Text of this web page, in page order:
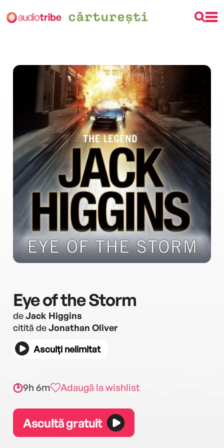
Eye of the Storm
deJack Higgins
citită deJonathan Oliver
Asculți nelimitat
9h 6m Adaugă la wishlist
Ascultă gratuit